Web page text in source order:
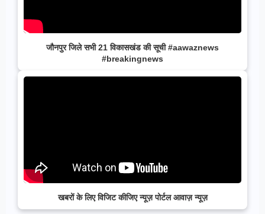
जौनपुर जिले सभी 21 विकासखंड की सूची #aawaznews
#breakingnews
खबरों के लिए विजिट कीजिए न्यूज़ पोर्टल आवाज़ न्यूज़